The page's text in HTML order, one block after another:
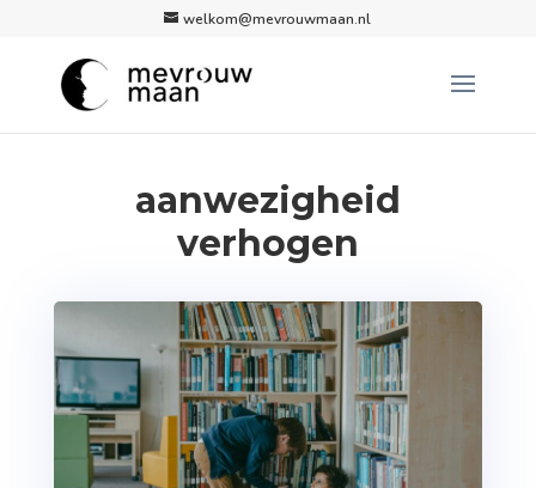
welkom@mevrouwmaan.nl
aanwezigheid
verhogen